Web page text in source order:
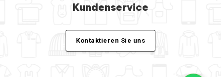
Kundenservice
Kontaktieren Sie uns